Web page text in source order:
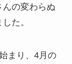
の変わらぬ
た。
まり、4月の